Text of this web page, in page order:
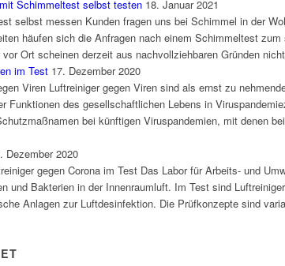
Schimmeltest selbst testen 18. Januar 2021
selbst messen Kunden fragen uns bei Schimmel in der
häufen sich die Anfragen nach einem Schimmeltest
Ort scheinen derzeit aus nachvollziehbaren Gründen
im Test 17. Dezember 2020
Viren Luftreiniger gegen Viren sind als ernst zu
Funktionen des gesellschaftlichen Lebens in
bei künftigen Viruspandemien, mit denen
Dezember 2020
gegen Corona im Test Das Labor für Arbeits- und
und Bakterien in der Innenraumluft. Im Test sind
Anlagen zur Luftdesinfektion. Die Prüfkonzepte sind